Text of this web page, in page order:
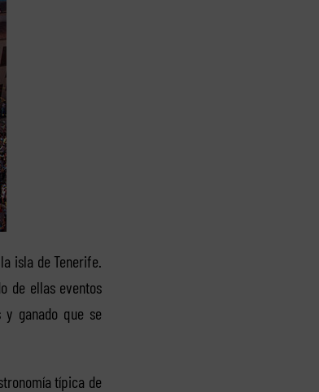
isla de Tenerife.
de ellas eventos
ganado que se
típica de